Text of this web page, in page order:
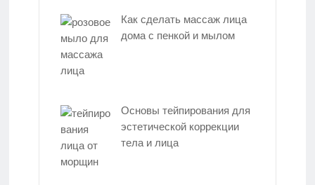
Как сделать массаж лица
дома с пенкой и мылом
Основы тейпирования для
эстетической коррекции
тела и лица